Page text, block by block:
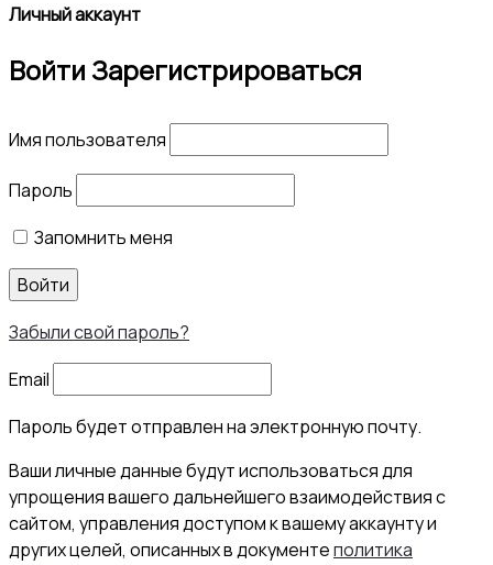
Личный аккаунт
ВойтиЗарегистрироваться
Имя пользователя
Пароль
Запомнить меня
Войти
Забыли свой пароль?
Email
Пароль будет отправлен на электронную почту.
Ваши личные данные будут использоваться для
упрощения вашего дальнейшего взаимодействия с
сайтом, управления доступом к вашему аккаунту и
других целей, описанных в документеполитика